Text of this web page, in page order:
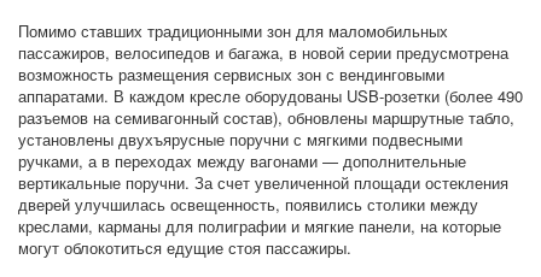
Помимо ставших традиционными зон для маломобильных
пассажиров, велосипедов и багажа, в новой серии предусмотрена
возможность размещения сервисных зон с вендинговыми
аппаратами. В каждом кресле оборудованы USB-розетки (более 490
разъемов на семивагонный состав), обновлены маршрутные табло,
установлены двухъярусные поручни с мягкими подвесными
ручками, а в переходах между вагонами — дополнительные
вертикальные поручни. За счет увеличенной площади остекления
дверей улучшилась освещенность, появились столики между
креслами, карманы для полиграфии и мягкие панели, на которые
могут облокотиться едущие стоя пассажиры.